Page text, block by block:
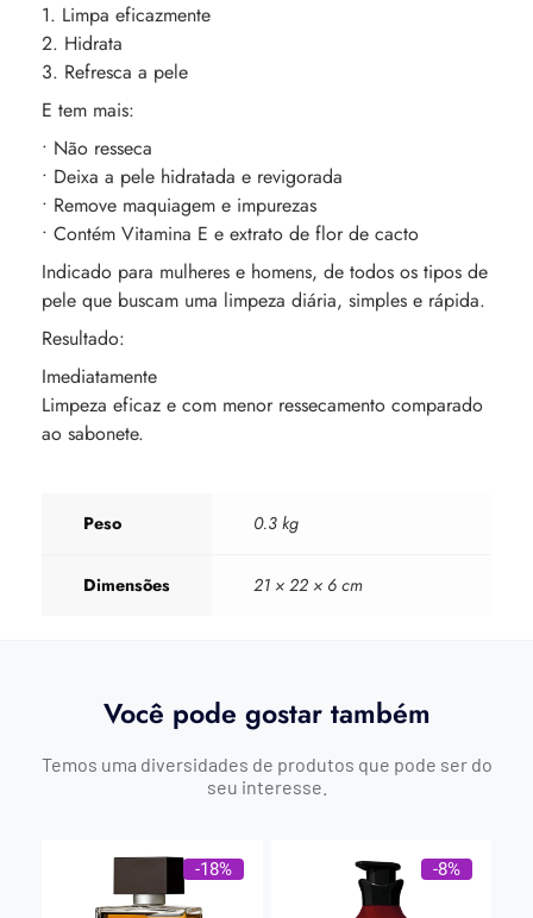
1. Limpa eficazmente
2. Hidrata
3. Refresca a pele
E tem mais:
• Não resseca
• Deixa a pele hidratada e revigorada
• Remove maquiagem e impurezas
• Contém Vitamina E e extrato de flor de cacto
Indicado para mulheres e homens, de todos os tipos de
pele que buscam uma limpeza diária, simples e rápida.
Resultado:
Imediatamente
Limpeza eficaz e com menor ressecamento comparado
ao sabonete.
Peso 0.3 kg
Dimensões 21 × 22 × 6 cm
Você pode gostar também
Temos uma diversidades de produtos que pode ser do
seu interesse.
-18% -8%